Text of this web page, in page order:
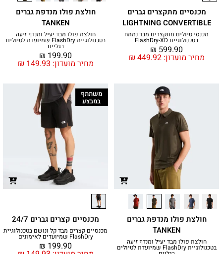
מכנסיים מתקצרים גברים
LIGHTNING CONVERTIBLE
מכנסי טיולים מתקצרים מבד נמתח
בטכנולוגיית FlashDry-XD
מחיר מועדון: ₪ 449.92
₪ 599.90
חולצת פולו מנדפת גברים
TANKEN
חולצת פולו מבד יעיל ומנדף זיעה
בטכנולוגיית FlashDry שמיועדת לטיולים
רגליים
מחיר מועדון: ₪ 149.93
₪ 199.90
חולצת פולו מנדפת גברים
TANKEN
חולצת פולו מבד יעיל ומנדף זיעה
בטכנולוגיית FlashDry שמיועדת לטיולים
משתתף
במבצע
מכנסיים קצרים גברים 24/7
מכנסיים קצרים מבד קל ונושם בטכנולוגיית
FlashDry שמיועדים לאימונים
₪ 199.90